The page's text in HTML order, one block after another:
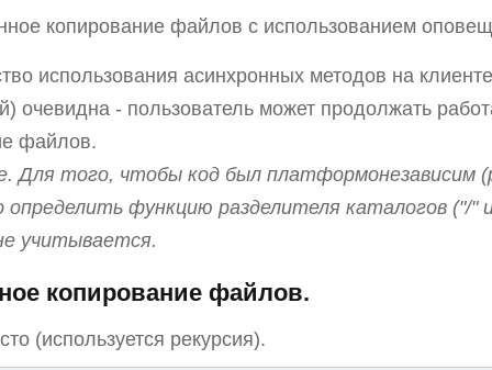
копирование файлов с использованием
использования асинхронных методов на
очевидна - пользователь может продолжать
файлов.
Для того, чтобы код был платформонезависим
определить функцию разделителя каталогов ("/
учитывается.
копирование файлов.
(используется рекурсия).